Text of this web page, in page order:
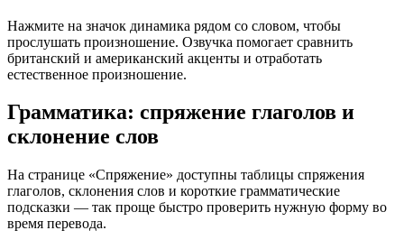
Нажмите на значок динамика рядом со словом, чтобы
прослушать произношение. Озвучка помогает сравнить
британский и американский акценты и отработать
естественное произношение.
Грамматика: спряжение глаголов и
склонение слов
На странице «Спряжение» доступны таблицы спряжения
глаголов, склонения слов и короткие грамматические
подсказки — так проще быстро проверить нужную форму во
время перевода.